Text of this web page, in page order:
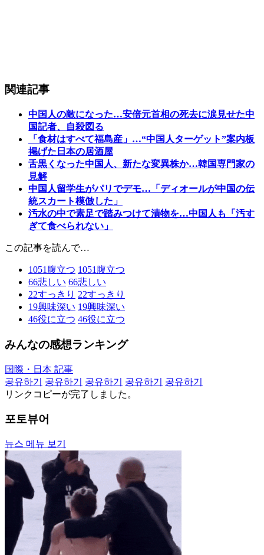
関連記事
中国人の敵になった…安倍元首相の死去に涙見せた中
国記者、自殺図る
「食材はすべて福島産」…“中国人ターゲット”案内板
掲げた日本の居酒屋
舌黒くなった中国人、新たな変異株か…韓国専門家の
見解
中国人留学生がパリでデモ…「ディオールが中国の伝
統スカート模倣した」
汚水の中で素足で踏みつけて漬物を…中国人も「汚す
ぎて食べられない」
この記事を読んで…
1051 腹立つ 1051 腹立つ
66悲しい 66悲しい
22すっきり 22すっきり
19興味深い 19興味深い
46役に立つ 46役に立つ
みんなの感想ランキング
国際・日本 記事
공유하기
공유하기 공유하기 공유하기
공유하기
リンクコピーが完了しました。
포토뷰어
뉴스 메뉴 보기